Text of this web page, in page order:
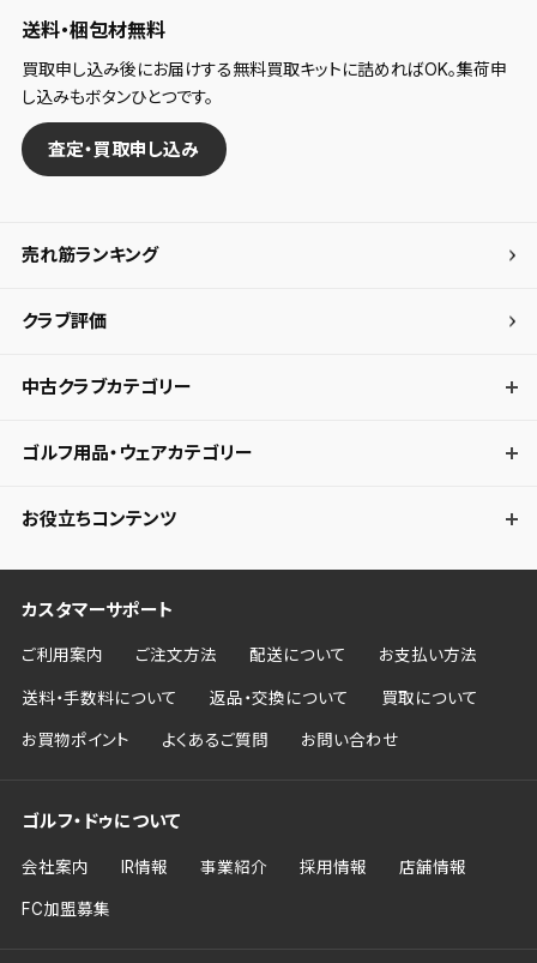
送料・梱包材無料
買取申し込み後にお届けする無料買取キットに詰めればOK。集荷申
し込みもボタンひとつです。
査定・買取申し込み
売れ筋ランキング
クラブ評価
中古クラブカテゴリー
ゴルフ用品・ウェアカテゴリー
お役立ちコンテンツ
カスタマーサポート
ご利用案内 ご注文方法 配送について お支払い方法
送料・手数料について 返品・交換について 買取について
お買物ポイント よくあるご質問 お問い合わせ
ゴルフ・ドゥについて
会社案内 IR情報 事業紹介 採用情報 店舗情報
FC加盟募集